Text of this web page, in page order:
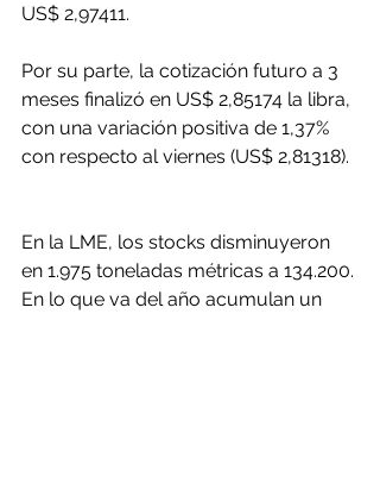
US$ 2,97411.
Por su parte, la cotización futuro a 3
meses finalizó en US$ 2,85174 la libra,
con una variación positiva de 1,37%
con respecto al viernes (US$ 2,81318).
En la LME, los stocks disminuyeron
en 1.975 toneladas métricas a 134.200.
En lo que va del año acumulan un